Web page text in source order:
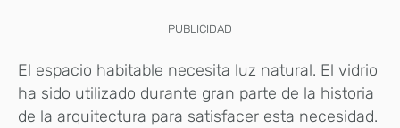
PUBLICIDAD
El espacio habitable necesita luz natural. El vidrio
ha sido utilizado durante gran parte de la historia
de la arquitectura para satisfacer esta necesidad.